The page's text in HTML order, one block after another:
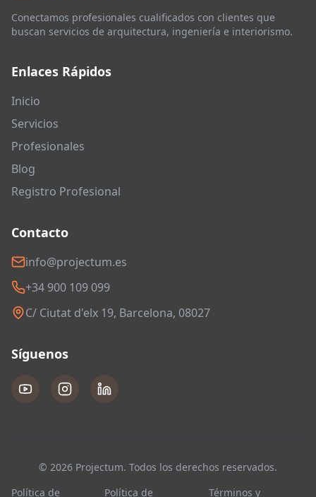
Conectamos profesionales cualificados con clientes que
buscan servicios de arquitectura, ingeniería e interiorismo.
Enlaces Rápidos
Inicio
Servicios
Profesionales
Blog
Registro Profesional
Contacto
info@projectum.es
+34 900 109 099
C/ Ciutat d'elx 19, Barcelona, 08027
Síguenos
© 2026 Projectum. Todos los derechos reservados.
Política de
Política de Términos y